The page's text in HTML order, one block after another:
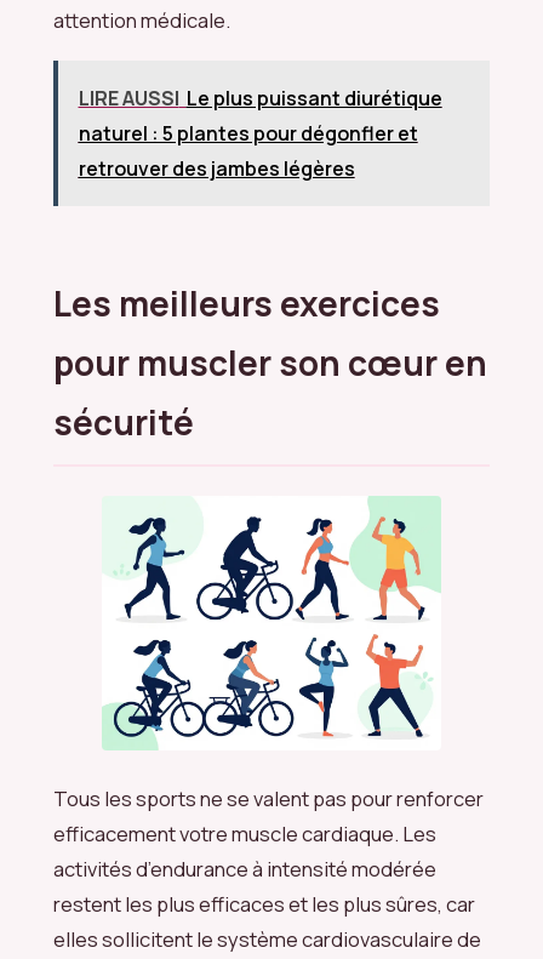
attention médicale.
LIRE AUSSI Le plus puissant diurétique
naturel : 5 plantes pour dégonfler et
retrouver des jambes légères
Les meilleurs exercices
pour muscler son cœur en
sécurité
Tous les sports ne se valent pas pour renforcer
efficacement votre muscle cardiaque. Les
activités d’endurance à intensité modérée
restent les plus efficaces et les plus sûres, car
elles sollicitent le système cardiovasculaire de